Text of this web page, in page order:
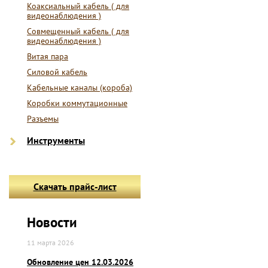
Коаксиальный кабель ( для
видеонаблюдения )
Совмещенный кабель ( для
видеонаблюдения )
Витая пара
Силовой кабель
Кабельные каналы (короба)
Коробки коммутационные
Разъемы
Инструменты
Скачать прайс-лист
Новости
11 марта 2026
Обновление цен 12.03.2026